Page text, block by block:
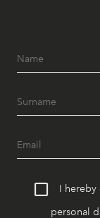
I hereby
personal